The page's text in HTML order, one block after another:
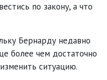
по закону, а что
Бернарду недавно
более чем достаточно
ситуацию.